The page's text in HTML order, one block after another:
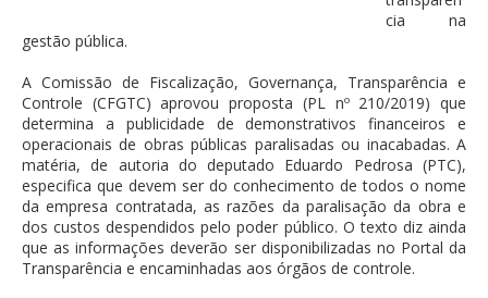
cia na
gestão pública.
A Comissão de Fiscalização, Governança, Transparência e
Controle (CFGTC) aprovou proposta (PL nº 210/2019) que
determina a publicidade de demonstrativos financeiros e
operacionais de obras públicas paralisadas ou inacabadas. A
matéria, de autoria do deputado Eduardo Pedrosa (PTC),
especifica que devem ser do conhecimento de todos o nome
da empresa contratada, as razões da paralisação da obra e
dos custos despendidos pelo poder público. O texto diz ainda
que as informações deverão ser disponibilizadas no Portal da
Transparência e encaminhadas aos órgãos de controle.